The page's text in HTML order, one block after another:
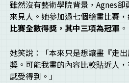
雖然沒有藝術學院背景，Agnes
來見人。她參加過七個繪畫比賽
比賽全數得獎，其中三項為冠軍 。
她笑說：「本來只是想讓畫『走
獎。可能我畫的內容比較貼近人
感受得到。」